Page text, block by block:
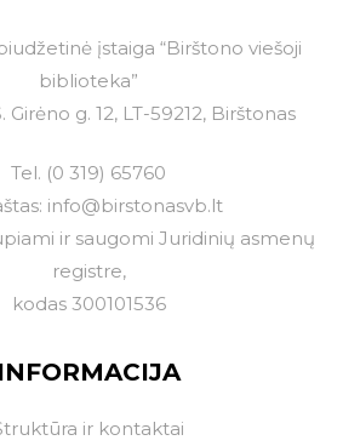
įstaiga “Birštono viešoji
biblioteka”
Girėno g. 12, LT-59212, Birštonas
Tel. (0 319) 65760
info@birstonasvb.lt
ir saugomi Juridinių asmenų
registre,
kodas 300101536
INFORMACIJA
ir kontaktai